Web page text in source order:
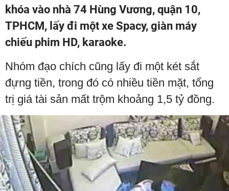
khóa vào nhà 74 Hùng Vương, quận 10,
TPHCM, lấy đi một xe Spacy, giàn máy
chiếu phim HD, karaoke.
Nhóm đạo chích cũng lấy đi một két sắt
đựng tiền, trong đó có nhiều tiền mặt, tổng
trị giá tài sản mất trộm khoảng 1,5 tỷ đồng.